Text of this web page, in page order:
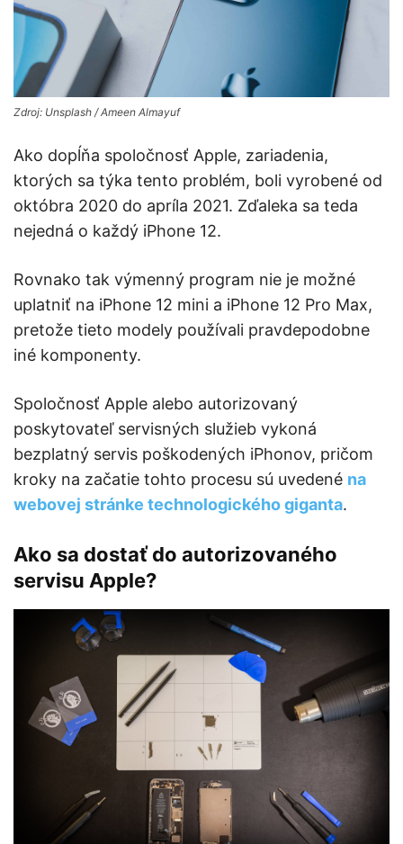
Zdroj: Unsplash / Ameen Almayuf
Ako dopĺňa spoločnosť Apple, zariadenia,
ktorých sa týka tento problém, boli vyrobené od
októbra 2020 do apríla 2021. Zďaleka sa teda
nejedná o každý iPhone 12.
Rovnako tak výmenný program nie je možné
uplatniť na iPhone 12 mini a iPhone 12 Pro Max,
pretože tieto modely používali pravdepodobne
iné komponenty.
Spoločnosť Apple alebo autorizovaný
poskytovateľ servisných služieb vykoná
bezplatný servis poškodených iPhonov, pričom
kroky na začatie tohto procesu sú uvedené na
webovej stránke technologického giganta.
Ako sa dostať do autorizovaného
servisu Apple?